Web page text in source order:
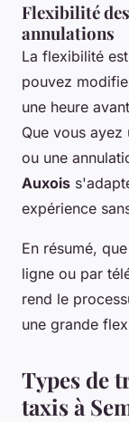
Flexibilité
annulations
La flexibilité
pouvez
une heure
Que vous ayez
ou une
Auxois
expérience
En résumé,
ligne ou par
rend le
une grande
Types de
taxis à